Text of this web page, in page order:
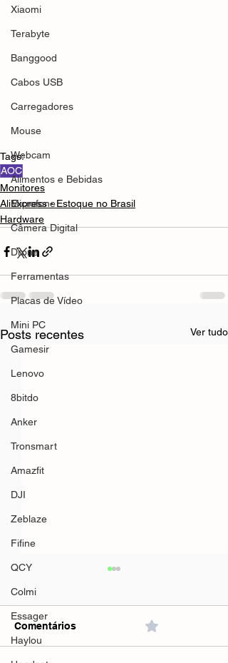
Xiaomi
Terabyte
Banggood
Cabos USB
Carregadores
Mouse
Webcam
Alimentos e Bebidas
Microfone
Câmera Digital
Drone
Ferramentas
Placas de Vídeo
Mini PC
Gamesir
Lenovo
8bitdo
Anker
Tronsmart
Amazfit
DJI
Zeblaze
Fifine
QCY
Colmi
Essager
Haylou
Tags:
AOC
Monitores
AliExpress - Estoque no Brasil
Hardware
Posts recentes Ver tudo
Comentários